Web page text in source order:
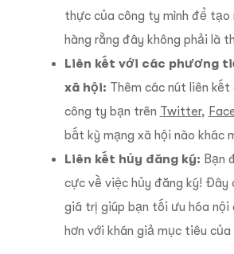
thực của công ty mình để tạo
hàng rằng đây không phải là
Liên kết với các phương
xã hội: Thêm các nút liên
công ty bạn trên Twitter,
bất kỳ mạng xã hội nào khác
Liên kết hủy đăng ký: Bạn
cực về việc hủy đăng ký! Đây
giá trị giúp bạn tối ưu hóa nội
hơn với khán giả mục tiêu của